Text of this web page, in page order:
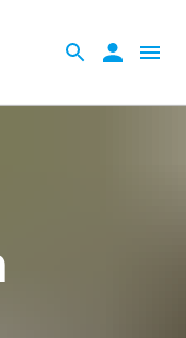
Zoeken
Open